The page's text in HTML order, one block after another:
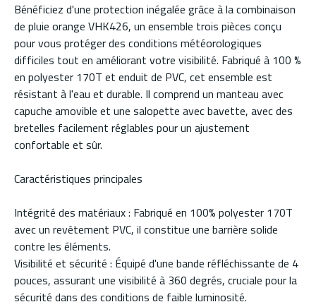
Bénéficiez d'une protection inégalée grâce à la combinaison
de pluie orange VHK426, un ensemble trois pièces conçu
pour vous protéger des conditions météorologiques
difficiles tout en améliorant votre visibilité. Fabriqué à 100 %
en polyester 170T et enduit de PVC, cet ensemble est
résistant à l'eau et durable. Il comprend un manteau avec
capuche amovible et une salopette avec bavette, avec des
bretelles facilement réglables pour un ajustement
confortable et sûr.
Caractéristiques principales
Intégrité des matériaux : Fabriqué en 100% polyester 170T
avec un revêtement PVC, il constitue une barrière solide
contre les éléments.
Visibilité et sécurité : Équipé d'une bande réfléchissante de 4
pouces, assurant une visibilité à 360 degrés, cruciale pour la
sécurité dans des conditions de faible luminosité.